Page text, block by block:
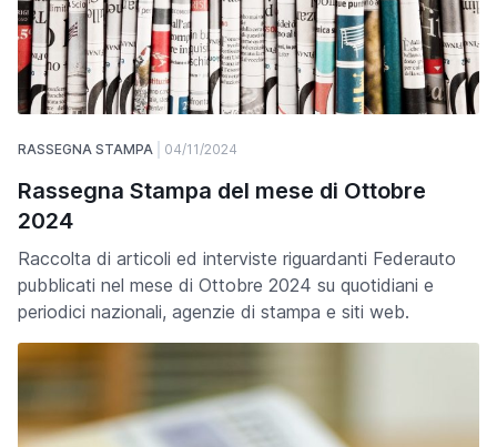
RASSEGNA STAMPA 04/11/2024
Rassegna Stampa del mese di Ottobre
2024
Raccolta di articoli ed interviste riguardanti Federauto
pubblicati nel mese di Ottobre 2024 su quotidiani e
periodici nazionali, agenzie di stampa e siti web.